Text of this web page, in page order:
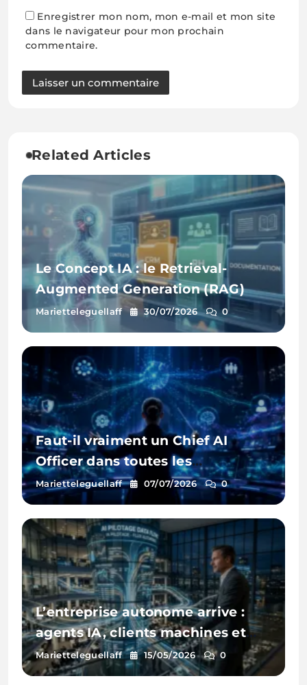
Enregistrer mon nom, mon e-mail et mon site
dans le navigateur pour mon prochain
commentaire.
Related Articles
Le Concept IA : le Retrieval-
Augmented Generation (RAG)
Marietteleguellaff 30/07/2026 0
Faut-il vraiment un Chief AI
Officer dans toutes les
entreprises ?
Marietteleguellaff 07/07/2026 0
L’entreprise autonome arrive :
agents IA, clients machines et
opérations sans friction
Marietteleguellaff 15/05/2026 0